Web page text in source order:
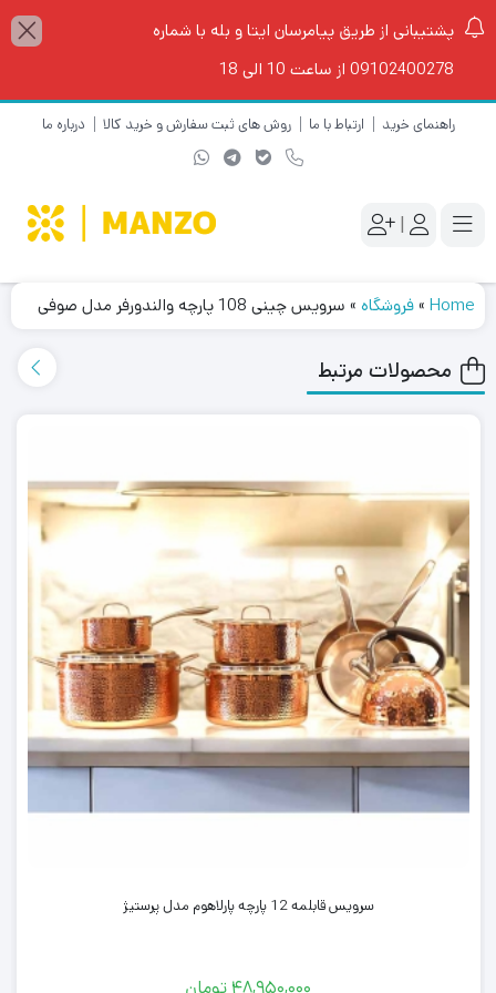
پشتیبانی از طریق پیامرسان ایتا و بله با شماره
09102400278 از ساعت 10 الی 18
راهنمای خرید ارتباط با ما روش های ثبت سفارش و خرید کالا درباره ما
|
Home
»فروشگاه » سرویس چینی 108 پارچه والندورفر مدل صوفی
محصولات مرتبط
سرویس قابلمه 12 پارچه پارلاهوم مدل پرستیژ